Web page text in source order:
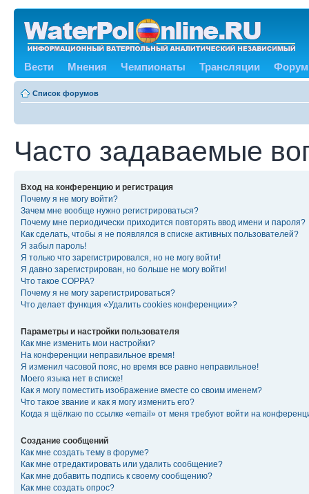
Вести Мнения Чемпионаты Трансляции Форум
Список форумов
Часто задаваемые
Вход на конференцию и регистрация
Почему я не могу войти?
Зачем мне вообще нужно регистрироваться?
Почему мне периодически приходится повторять ввод имени и пароля?
Как сделать, чтобы я не появлялся в списке активных пользователей?
Я забыл пароль!
Я только что зарегистрировался, но не могу войти!
Я давно зарегистрирован, но больше не могу войти!
Что такое COPPA?
Почему я не могу зарегистрироваться?
Что делает функция «Удалить cookies конференции»?
Параметры и настройки пользователя
Как мне изменить мои настройки?
На конференции неправильное время!
Я изменил часовой пояс, но время все равно неправильное!
Моего языка нет в списке!
Как я могу поместить изображение вместе со своим именем?
Что такое звание и как я могу изменить его?
Когда я щёлкаю по ссылке «email» от меня требуют войти на
Создание сообщений
Как мне создать тему в форуме?
Как мне отредактировать или удалить сообщение?
Как мне добавить подпись к своему сообщению?
Как мне создать опрос?